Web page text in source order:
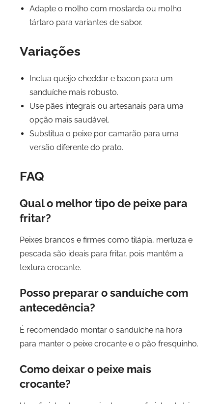
Adapte o molho com mostarda ou molho
tártaro para variantes de sabor.
Variações
Inclua queijo cheddar e bacon para um
sanduíche mais robusto.
Use pães integrais ou artesanais para uma
opção mais saudável.
Substitua o peixe por camarão para uma
versão diferente do prato.
FAQ
Qual o melhor tipo de peixe para
fritar?
Peixes brancos e firmes como tilápia, merluza e
pescada são ideais para fritar, pois mantêm a
textura crocante.
Posso preparar o sanduíche com
antecedência?
É recomendado montar o sanduíche na hora
para manter o peixe crocante e o pão fresquinho.
Como deixar o peixe mais
crocante?